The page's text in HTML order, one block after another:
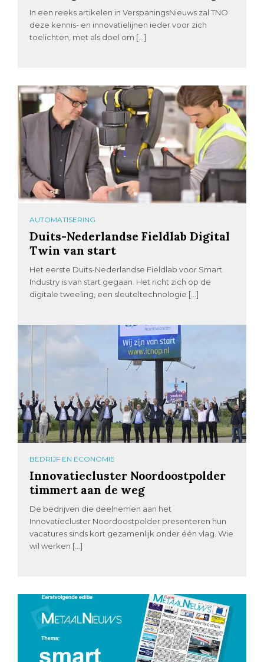
In een reeks artikelen in VerspaningsNieuws zal TNO
deze kennis- en innovatielijnen ieder voor zich
toelichten, met als doel om […]
AUTOMATISERING
Duits-Nederlandse Fieldlab Digital
Twin van start
Het eerste Duits-Nederlandse Fieldlab voor Smart
Industry is van start gegaan. Het richt zich op de
digitale tweeling, een sleuteltechnologie […]
BEDRIJF EN ECONOMIE
Innovatiecluster Noordoostpolder
timmert aan de weg
De bedrijven die deelnemen aan het
Innovatiecluster Noordoostpolder presenteren hun
vacatures sinds kort gezamenlijk onder één vlag. Wie
wil werken […]